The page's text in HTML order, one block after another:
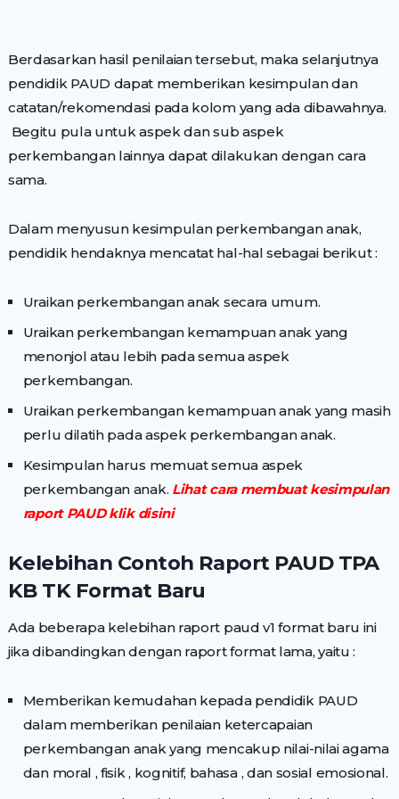
Berdasarkan hasil penilaian tersebut, maka selanjutnya
pendidik PAUD dapat memberikan kesimpulan dan
catatan/rekomendasi pada kolom yang ada dibawahnya.
Begitu pula untuk aspek dan sub aspek
perkembangan lainnya dapat dilakukan dengan cara
sama.
Dalam menyusun kesimpulan perkembangan anak,
pendidik hendaknya mencatat hal-hal sebagai berikut :
Uraikan perkembangan anak secara umum.
Uraikan perkembangan kemampuan anak yang
menonjol atau lebih pada semua aspek
perkembangan.
Uraikan perkembangan kemampuan anak yang masih
perlu dilatih pada aspek perkembangan anak.
Kesimpulan harus memuat semua aspek
perkembangan anak. Lihat cara membuat kesimpulan
raport PAUD klik disini
Kelebihan Contoh Raport PAUD TPA
KB TK Format Baru
Ada beberapa kelebihan raport paud v1 format baru ini
jika dibandingkan dengan raport format lama, yaitu :
Memberikan kemudahan kepada pendidik PAUD
dalam memberikan penilaian ketercapaian
perkembangan anak yang mencakup nilai-nilai agama
dan moral , fisik , kognitif, bahasa , dan sosial emosional.